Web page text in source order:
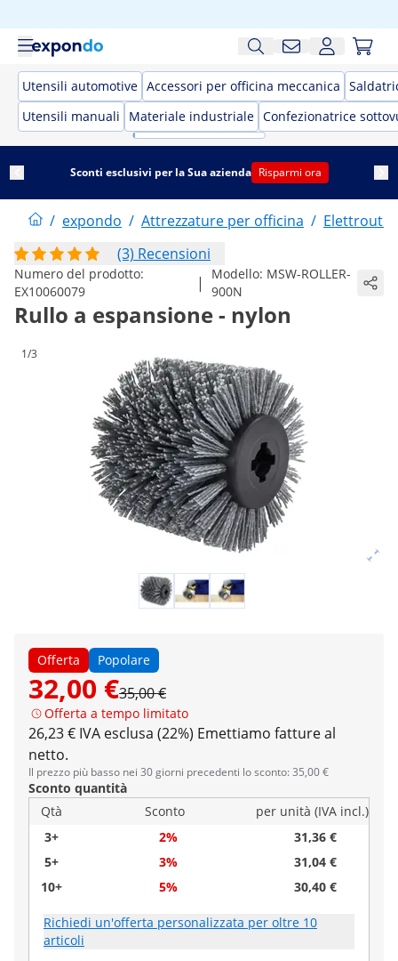
Utensili automotive Accessori per officina meccanica
Utensili manuali
Materiale industriale Confezionatrice
Sconti esclusivi per la Sua azienda Risparmi ora
/ expondo / Attrezzature per officina /
(3) Recensioni
Numero del prodotto:
EX10060079
| Modello: MSW-ROLLER-
900N
Rullo a espansione - nylon
1/3
Offerta Popolare
32,00 €35,00 €
Offerta a tempo limitato
26,23 € IVA esclusa (22%) Emettiamo fatture al
netto.
Il prezzo più basso nei 30 giorni precedenti lo sconto: 35,00 €
Sconto quantità
Qtà
Sconto
per unità (IVA incl.)
3+
2%
31,36 €
5+
3%
31,04 €
10+
5% 30,40 €
Richiedi un'offerta personalizzata per oltre 10
articoli